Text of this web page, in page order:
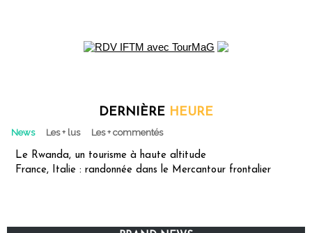
DERNIÈRE HEURE
News Les + lus Les + commentés
Le Rwanda, un tourisme à haute altitude
France, Italie : randonnée dans le Mercantour frontalier